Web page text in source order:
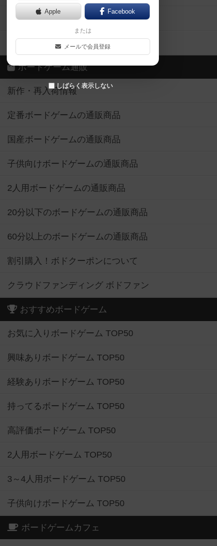
Apple Facebook
または
メールで会員登録
しばらく表示しない
ボードゲーム業界コラム
ボドゲーマご利用案内
ボードゲーム通販
新作・再入荷情報
定番ボードゲームの通販商品
国産ボードゲームの通販商品
子供向けボードゲームの通販商品
2人用ボードゲームの通販商品
20分以下のボードゲームの通販商品
60分以上のボードゲームの通販商品
割引購入！ボドクーポンについて
クラウドファンディング ボドファン
おすすめボードゲーム
お気に入りボードゲーム TOP50
興味ありボードゲーム TOP50
経験ありボードゲーム TOP50
持ってるボードゲーム TOP50
高評価ボードゲーム TOP50
2人用ボードゲーム TOP50
3～4人用ボードゲーム TOP50
子供向けボードゲーム TOP50
ボードゲームカフェ